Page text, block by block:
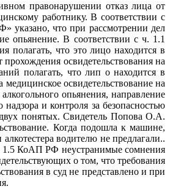
правонарушении отказ лица от
работнику. В соответствии с
указано, что при рассмотрении дел
опьянение. В соответствии с ч. 1.1
полагать, что это лицо находится в
освидетельствования на
полагать, что лип о находится в
освидетельствование на
опьянения, направление
и контроля за безопасностью
понятых. Свидетель Попова О.А.
Когда подошла к машине,
водителю не предлагали..
1.5 КоАП РФ неустранимые сомнения
о том, что требования
в суд не представлено и при